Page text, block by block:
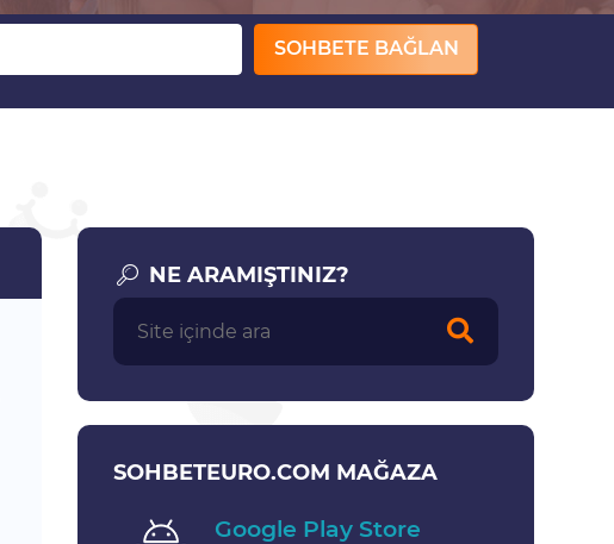
SOHBETE BAĞLAN
NE ARAMIŞTINIZ?
SOHBETEURO.COM MAĞAZA
Google Play Store